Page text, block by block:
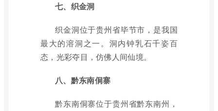
七、织金洞
织金洞位于贵州省毕节市，是我国
最大的溶洞之一。洞内钟乳石千姿百
态，光彩夺目，仿佛人间仙境。
八、黔东南侗寨
黔东南侗寨位于贵州省黔东南州，